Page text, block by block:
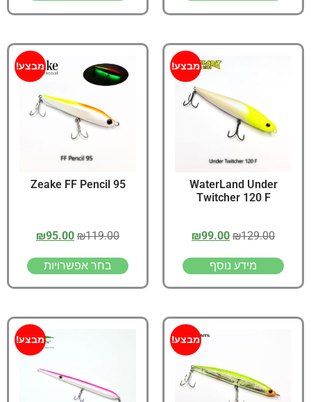
מבצע!
WaterLand Under
Twitcher 120 F
₪129.00
₪99.00
מידע נוסף
מבצע!
Zeake FF Pencil 95
₪119.00
₪95.00
בחר אפשרויות
מבצע! מבצע!